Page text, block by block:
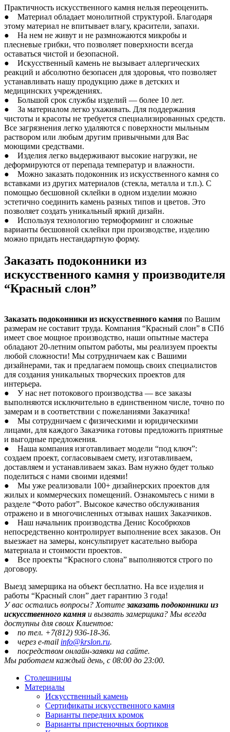
Практичность искусственного камня нельзя переоценить.
● Материал обладает монолитной структурой. Благодаря
этому материал не впитывает влагу, красители, запахи.
● На нем не живут и не размножаются микробы и
плесневые грибки, что позволяет поверхности всегда
оставаться чистой и безопасной.
● Искусственный камень не вызывает аллергических
реакций и абсолютно безопасен для здоровья, что позволяет
устанавливать нашу продукцию даже в детских и
медицинских учреждениях.
● Большой срок службы изделий — более 10 лет.
● За материалом легко ухаживать. Для поддержания
чистоты и красоты не требуется специализированных средств.
Все загрязнения легко удаляются с поверхности мыльным
раствором или любым другим привычными для Вас
моющими средствами.
● Изделия легко выдерживают высокие нагрузки, не
деформируются от перепада температур и влажности.
● Можно заказать подоконник из искусственного камня со
вставками из других материалов (стекла, металла и т.п.). С
помощью бесшовной склейки в одном изделии можно
эстетично соединить камень разных типов и цветов. Это
позволяет создать уникальный яркий дизайн.
● Используя технологию термоформинг и сложные
варианты бесшовной склейки при производстве, изделию
можно придать нестандартную форму.
Заказать подоконники из
искусственного камня у производителя
“Красный слон”
Заказать подоконники из искусственного камня по Вашим
размерам не составит труда. Компания “Красный слон” в СПб
имеет свое мощное производство, наши опытные мастера
обладают 20-летним опытом работы, мы реализуем проекты
любой сложности! Мы сотрудничаем как с Вашими
дизайнерами, так и предлагаем помощь своих специалистов
для создания уникальных творческих проектов для
интерьера.
● У нас нет потокового производства — все заказы
выполняются исключительно в единственном числе, точно по
замерам и в соответствии с пожеланиями Заказчика!
● Мы сотрудничаем с физическими и юридическими
лицами, для каждого Заказчика готовы предложить приятные
и выгодные предложения.
● Наша компания изготавливает модели “под ключ”:
создаем проект, согласовываем смету, изготавливаем,
доставляем и устанавливаем заказ. Вам нужно будет только
поделиться с нами своими идеями!
● Мы уже реализовали 100+ дизайнерских проектов для
жилых и коммерческих помещений. Ознакомьтесь с ними в
разделе “Фото работ”. Высокое качество обслуживания
отражено и в многочисленных отзывах наших Заказчиков.
● Наш начальник производства Денис Кособрюхов
непосредственно контролирует выполнение всех заказов. Он
выезжает на замеры, консультирует касательно выбора
материала и стоимости проектов.
● Все проекты “Красного слона” выполняются строго по
договору.
Выезд замерщика на объект бесплатно. На все изделия и
работы “Красный слон” дает гарантию 3 года!
У вас остались вопросы? Хотитезаказать подоконники из
искусственного камня и вызвать замерщика? Мы всегда
доступны для своих Клиентов:
● по тел. +7(812) 936-18-36.
● через e-mail info@krslon.ru.
● посредством онлайн-заявки на сайте.
Мы работаем каждый день, с 08:00 до 23:00.
Столешницы
Материалы
Искусственный камень
Сертификаты искусственного камня
Варианты передних кромок
Варианты пристеночных бортиков